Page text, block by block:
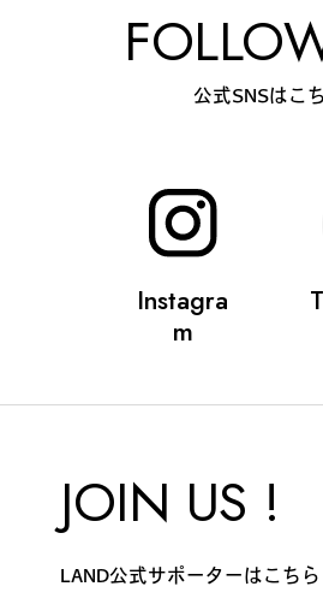
公式SNSはこ
Instagra
m
JOIN US !
LAND公式サポーターはこちら